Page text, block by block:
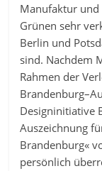
Manufaktur und
Grünen sehr
Berlin und
sind. Nachdem
Rahmen der
Designinitiative
Auszeichnung
Brandenburg«
persönlich